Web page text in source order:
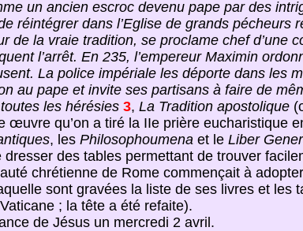
un ancien escroc devenu pape par des
réintégrer dans l’Eglise de grands
de la vraie tradition, se proclame chef d’une
l’arrêt. En 235, l’empereur Maximin
La police impériale les déporte dans les
au pape et invite ses partisans à faire de
les hérésies3, La Tradition apostolique
œuvre qu’on a tiré la IIe prière eucharistique
, les Philosophoumenaet le Liber
dresser des tables permettant de trouver
chrétienne de Rome commençait à
sont gravées la liste de ses livres et
; la tête a été refaite).
de Jésus un mercredi 2 avril.